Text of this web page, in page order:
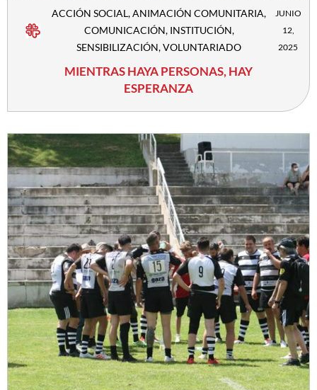
ACCIÓN SOCIAL,ANIMACIÓN COMUNITARIA,
COMUNICACIÓN, INSTITUCIÓN,
SENSIBILIZACIÓN,VOLUNTARIADO
JUNIO
12,
2025
MIENTRAS HAYA PERSONAS, HAY
ESPERANZA